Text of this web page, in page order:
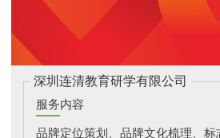
深圳连清教育研学有限公司
服务内容
品牌定位策划、品牌文化梳理、标